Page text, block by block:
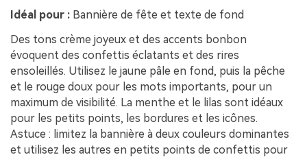
Idéal pour : Bannière de fête et texte de fond
Des tons crème joyeux et des accents bonbon
évoquent des confettis éclatants et des rires
ensoleillés. Utilisez le jaune pâle en fond, puis la pêche
et le rouge doux pour les mots importants, pour un
maximum de visibilité. La menthe et le lilas sont idéaux
pour les petits points, les bordures et les icônes.
Astuce : limitez la bannière à deux couleurs dominantes
et utilisez les autres en petits points de confettis pour